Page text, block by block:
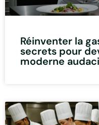
Réinventer la
secrets pour
moderne